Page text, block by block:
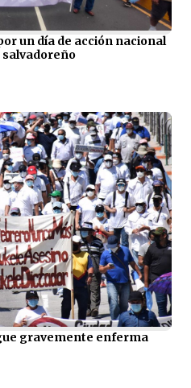
un día de acción nacional
salvadoreño
gravemente enferma